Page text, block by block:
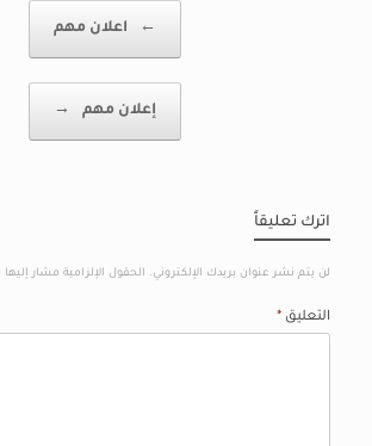
← اعلان مهم
إعلان مهم →
اترك تعليقاً
لن يتم نشر عنوان بريدك الإلكتروني. الحقول الإلزامية مشار إليها
التعليق *